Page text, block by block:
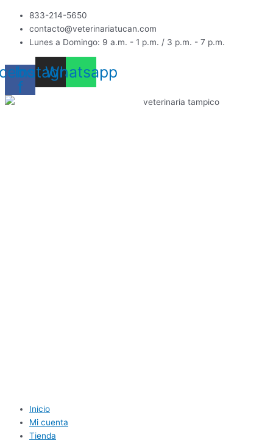
contenido
833-214-5650
contacto@veterinariatucan.com
Lunes a Domingo: 9 a.m. - 1 p.m. / 3 p.m. - 7 p.m.
f
Instagram
Whatsapp
Inicio
Mi cuenta
Tienda